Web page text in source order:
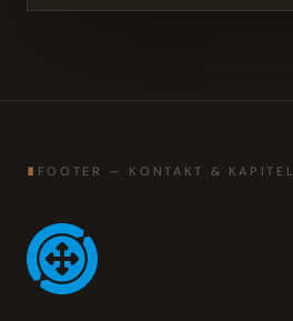
∎ FOOTER — KONTAKT & KAPITEL